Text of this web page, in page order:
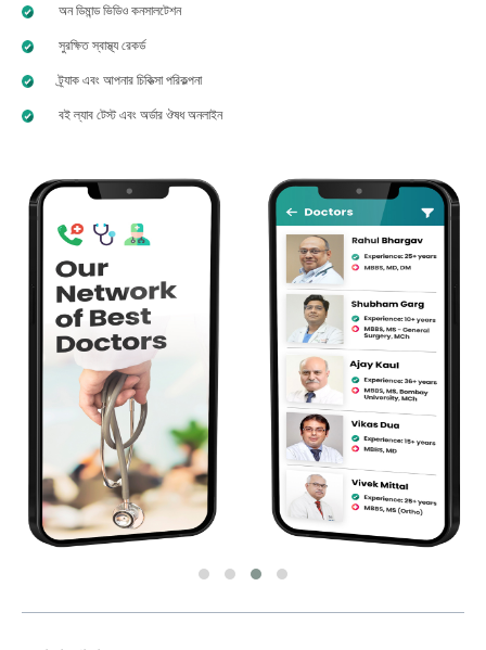
অন ডিমান্ড ভিডিও কনসালটেশন
সুরক্ষিত স্বাস্থ্য রেকর্ড
ট্র্যাক এবং আপনার চিকিত্সা পরিকল্পনা
বই ল্যাব টেস্ট এবং অর্ডার ঔষধ অনলাইন